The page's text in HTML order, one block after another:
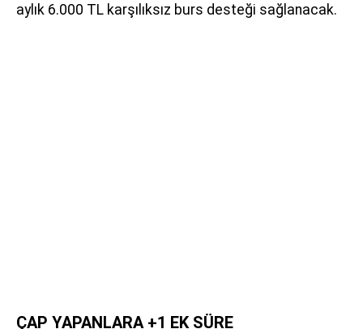
aylık 6.000 TL karşılıksız burs desteği sağlanacak.
ÇAP YAPANLARA +1 EK SÜRE